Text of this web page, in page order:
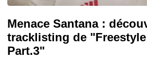
Menace Santana :
tracklisting de
Part.3"